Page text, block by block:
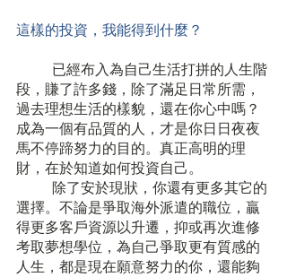
這樣的投資，我能得到什麼？
段，賺了許多錢，除了滿足日常所需，
過去理想生活的樣貌，還在你心中嗎？
成為一個有品質的人，才是你日日夜夜
馬不停蹄努力的目的。真正高明的理
財，在於知道如何投資自己。
選擇。不論是爭取海外派遣的職位，贏
得更多客戶資源以升遷，抑或再次進修
考取夢想學位，為自己爭取更有質感的
人生，都是現在願意努力的你，還能夠